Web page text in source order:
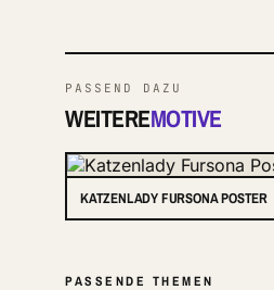
PASSEND DAZU
WEITEREMOTIVE
KATZENLADY FURSONA POSTER
PASSENDE THEMEN